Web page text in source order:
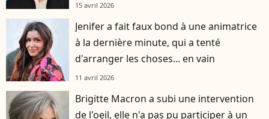
15 avril 2026
Jenifer a fait faux bond à une animatrice
à la dernière minute, qui a tenté
d'arranger les choses... en vain
11 avril 2026
Brigitte Macron a subi une intervention
de l'oeil, elle n'a pas pu participer à un